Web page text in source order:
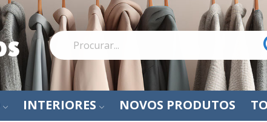
INTERIORES NOVOS PRODUTOS